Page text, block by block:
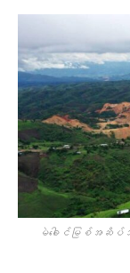
မဲ​​ခေါင်မြစ်အဆိပ်